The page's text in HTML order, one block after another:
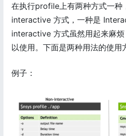
在执行profile上有两种方式一种
interactive 方式，一种是
interactive 方式虽然用起来麻
以使用。下面是两种用法的使用
例子：